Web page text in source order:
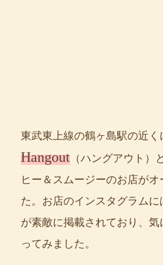
東武東上線の鶴ヶ島駅の近く
Hangout （ハングアウト）
ヒー＆スムージーのお店がオ
た。お店のインスタグラム
が素敵に掲載されており、
ってみました。